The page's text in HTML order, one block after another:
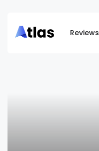
Reviews